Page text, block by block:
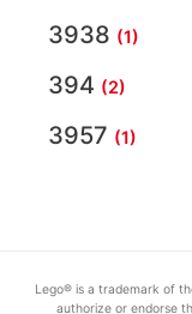
3938 (1)
394 (2)
3957 (1)
Lego® is a trademark of
authorize or endorse